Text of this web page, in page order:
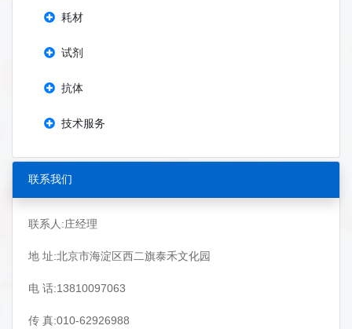
耗材
试剂
抗体
技术服务
联系我们
联系人:庄经理
地 址:北京市海淀区西二旗泰禾文化园
电 话:13810097063
传 真:010-62926988